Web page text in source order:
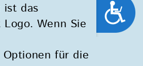
ist das
Wenn Sie
für die